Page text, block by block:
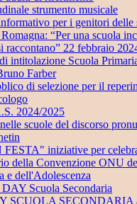
strumento musicale
per i genitori delle
“Per una scuola
raccontano” 22 febbraio
intitolazione Scuola
Farber
di selezione per il
2024/2025
scuole del discorso
iniziative per
della Convenzione ONU
e dell'Adolescenza
Scuola Secondaria
SCUOLA SECONDARIA